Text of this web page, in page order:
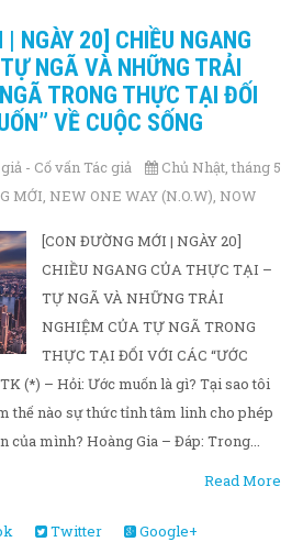
| NGÀY 20] CHIỀU NGANG
NGÃ VÀ NHỮNG TRẢI
TRONG THỰC TẠI ĐỐI
VỀ CUỘC SỐNG
- Cố vấn Tác giả
Chủ Nhật, tháng 5
MỚI, NEW ONE WAY (N.O.W), NOW
[CON ĐƯỜNG MỚI | NGÀY 20]
CHIỀU NGANG CỦA THỰC TẠI –
TỰ NGÃ VÀ NHỮNG TRẢI
NGHIỆM CỦA TỰ NGÃ TRONG
THỰC TẠI ĐỐI VỚI CÁC “ƯỚC
TK (*) – Hỏi: Ước muốn là gì? Tại sao tôi
thế nào sự thức tỉnh tâm linh cho phép
của mình? Hoàng Gia – Đáp: Trong...
Read More
Twitter
Google+